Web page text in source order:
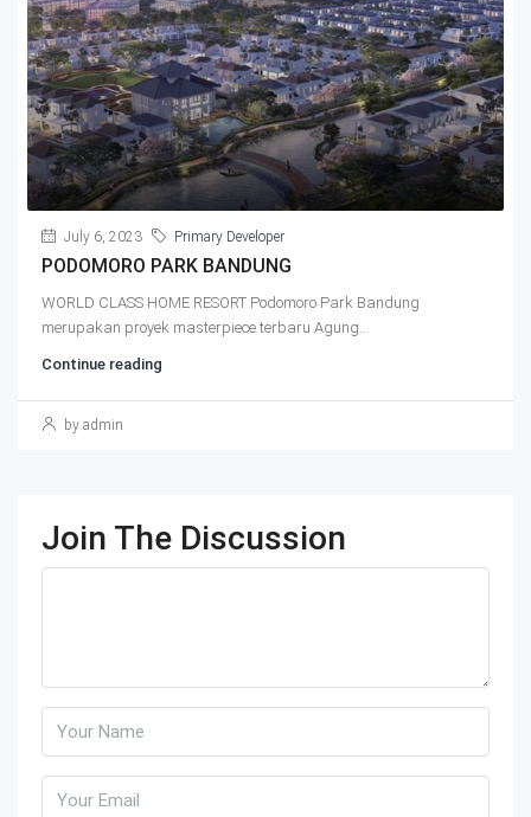
July 6, 2023 Primary Developer
PODOMORO PARK BANDUNG
WORLD CLASS HOME RESORT Podomoro Park Bandung
merupakan proyek masterpiece terbaru Agung...
Continue reading
by admin
Join The Discussion